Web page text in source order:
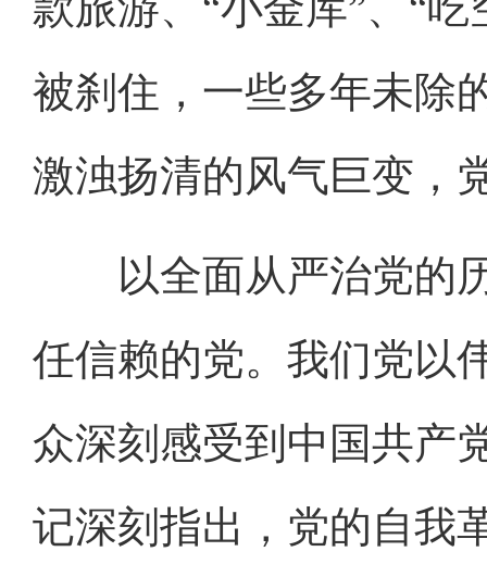
被刹住，一些多年未除
激浊扬清的风气巨变，
以全面从严治党的历
任信赖的党。我们党以
众深刻感受到中国共产
记深刻指出，党的自我